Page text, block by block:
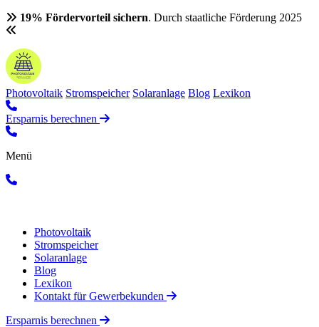
19% Fördervorteil sichern. Durch staatliche Förderung 2025
Photovoltaik Stromspeicher Solaranlage Blog Lexikon
Ersparnis berechnen
Menü
Photovoltaik
Stromspeicher
Solaranlage
Blog
Lexikon
Kontakt für Gewerbekunden
Ersparnis berechnen